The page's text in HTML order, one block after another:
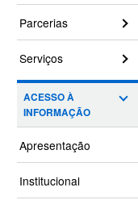
Parcerias
Serviços
ACESSO À
INFORMAÇÃO
Apresentação
Institucional